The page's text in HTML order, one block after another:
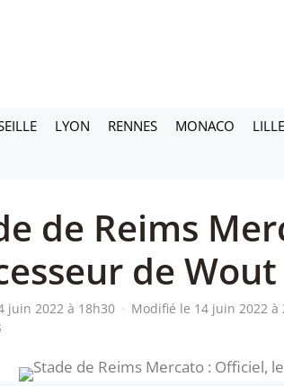
LYON RENNES MONACO LILLE
de Reims
de
juin 2022 à 18h30 · Modifié le 14 juin 2022 à